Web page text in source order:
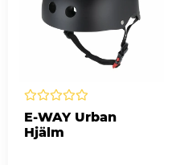
E-WAY Urban
Hjälm